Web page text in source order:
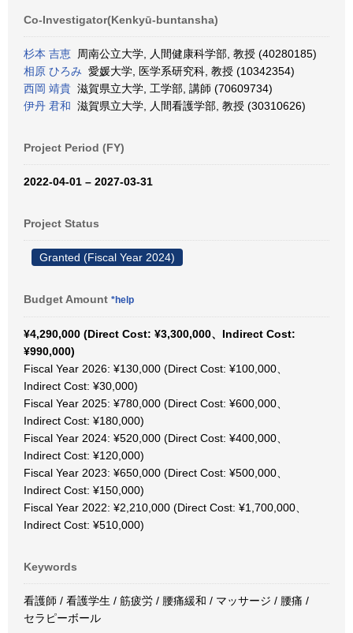
Co-Investigator(Kenkyū-buntansha)
杉本 吉恵 周南公立大学, 人間健康科学部, 教授 (40280185)
相原 ひろみ 愛媛大学, 医学系研究科, 教授 (10342354)
西岡 靖貴 滋賀県立大学, 工学部, 講師 (70609734)
伊丹 君和 滋賀県立大学, 人間看護学部, 教授 (30310626)
Project Period (FY)
2022-04-01 – 2027-03-31
Project Status
Granted (Fiscal Year 2024)
Budget Amount *help
¥4,290,000 (Direct Cost: ¥3,300,000、Indirect Cost:
¥990,000)
Fiscal Year 2026: ¥130,000 (Direct Cost: ¥100,000、
Indirect Cost: ¥30,000)
Fiscal Year 2025: ¥780,000 (Direct Cost: ¥600,000、
Indirect Cost: ¥180,000)
Fiscal Year 2024: ¥520,000 (Direct Cost: ¥400,000、
Indirect Cost: ¥120,000)
Fiscal Year 2023: ¥650,000 (Direct Cost: ¥500,000、
Indirect Cost: ¥150,000)
Fiscal Year 2022: ¥2,210,000 (Direct Cost: ¥1,700,000、
Indirect Cost: ¥510,000)
Keywords
看護師 / 看護学生 / 筋疲労 / 腰痛緩和 / マッサージ / 腰痛 /
セラピーボール